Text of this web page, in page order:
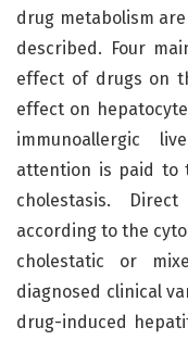
drug metabolism
described. Four
effect of drugs on
effect on
immunoallergic
attention is paid to
cholestasis.
according to the
cholestatic or
diagnosed clinical
drug-induced